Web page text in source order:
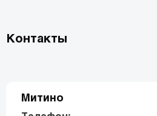
Контакты
Митино